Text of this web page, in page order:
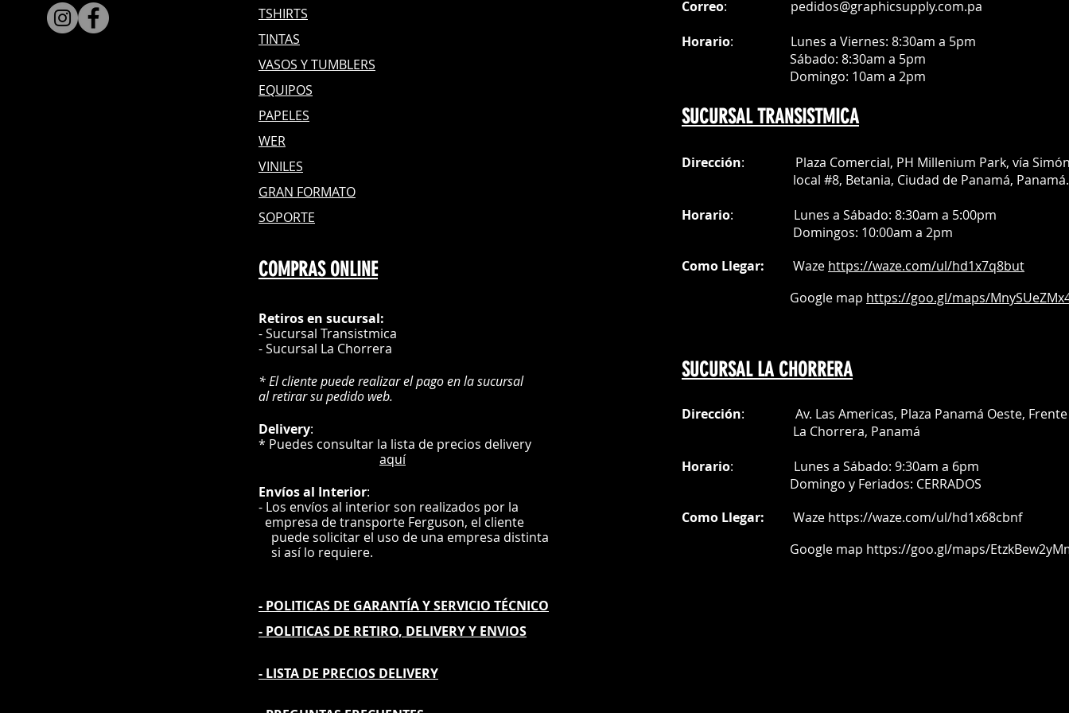
TSHIRTS
TINTAS
VASOS Y TUMBLERS
EQUIPOS
PAPELES
WER
VINILES
GRAN FORMATO
SOPORTE
COMPRAS ONLINE
Retiros en sucursal:
- Sucursal Transistmica
- Sucursal La Chorrera
* El cliente puede realizar el pago en la sucursal
al retirar su pedido web.
Delivery:
* Puedes consultar la lista de precios delivery
aquí
Envíosal Interior:
- Los envíos al interior son realizados por la
empresa de transporte Ferguson, el cliente
puede solicitar el uso de una empresa distinta
si así lo requiere.
- POLITICAS DE GARANTÍAY SERVICIO TÉCNICO
- POLITICAS DE RETIRO, DELIVERY Y ENVIOS
- LISTA DE PRECIOS DELIVERY
Correo: pedidos@graphicsupply.com.pa
Horario: Lunes a Viernes: 8:30am a 5pm
Sábado: 8:30am a 5pm
Domingo: 10am a 2pm
SUCURSAL TRANSISTMICA
Dirección: Plaza Comercial, PH Millenium Park, vía
local #8, Betania, Ciudad de Panamá, Panamá.
Horario: Lunes a Sábado: 8:30am a 5:00pm
Domingos: 10:00am a 2pm
Como Llegar: Waze https://waze.com/ul/hd1x7q8but
Google map https://goo.gl/maps/
SUCURSAL LA CHORRERA
Dirección: Av. Las Americas, Plaza Panamá Oeste, Frente
La Chorrera, Panamá
Horario: Lunes a Sábado: 9:30am a 6pm
Domingo y Feriados: CERRADOS
Como Llegar: Waze https://waze.com/ul/hd1x68cbnf
Google map https://goo.gl/maps/